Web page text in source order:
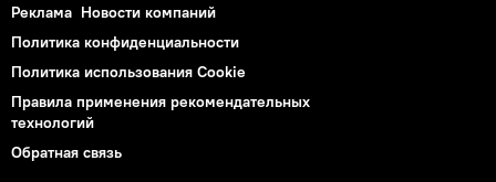
Реклама Новости компаний
Политика конфиденциальности
Политика использования Cookie
Правила применения рекомендательных
технологий
Обратная связь